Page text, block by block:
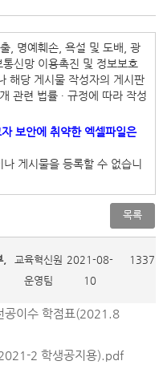
, 명예훼손, 욕설 및 도배, 광
신망 이용촉진 및 정보보호
해당 게시물 작성자의 게시판
관련 법률 ∙ 규정에 따라 작성
보안에 취약한 엑셀파일은
게시물을 등록할 수 없습니
목록
,
교육혁신원
운영팀
2021-08-
10
1337
공이수 학점표(2021.8
2 학생공지용).pdf